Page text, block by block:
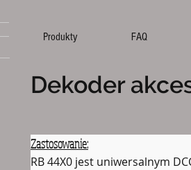
Produkty FAQ
Dekoder
Zastosowanie:
RB 44X0 jest uniwersalnym